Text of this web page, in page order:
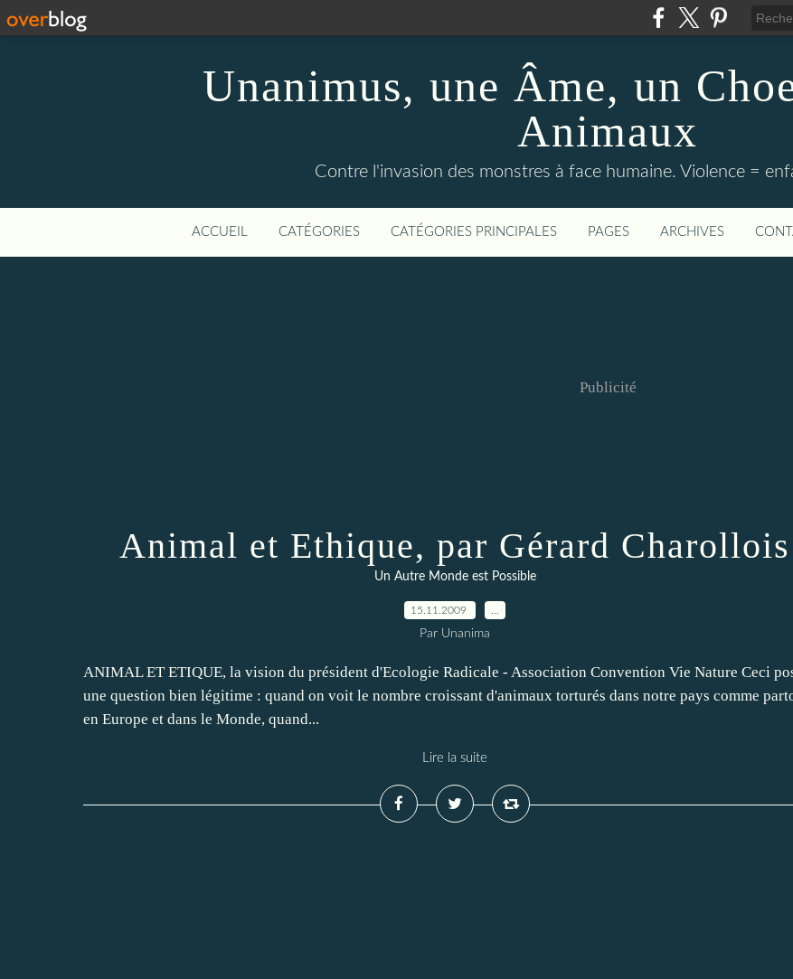
Unanimus, une Âme, un
Animaux
Contre l'invasion des monstres à face humaine. Violence =
ACCUEIL CATÉGORIES CATÉGORIES PRINCIPALES PAGES ARCHIVES
Publicité
Animal et Ethique, par Gérard Charollois
Un Autre Monde est Possible
15.11.2009
Par Unanima
ANIMAL ET ETIQUE, la vision du président d'Ecologie Radicale - Association Convention Vie Nature Ceci
une question bien légitime : quand on voit le nombre croissant d'animaux torturés dans notre pays comme
en Europe et dans le Monde, quand...
Lire la suite